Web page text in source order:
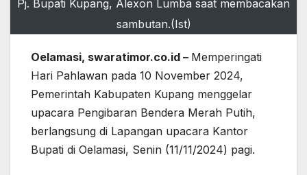
Pj. Bupati Kupang, Alexon Lumba saat membacakan
sambutan.(Ist)
Oelamasi, swaratimor.co.id – Memperingati
Hari Pahlawan pada 10 November 2024,
Pemerintah Kabupaten Kupang menggelar
upacara Pengibaran Bendera Merah Putih,
berlangsung di Lapangan upacara Kantor
Bupati di Oelamasi, Senin (11/11/2024) pagi.